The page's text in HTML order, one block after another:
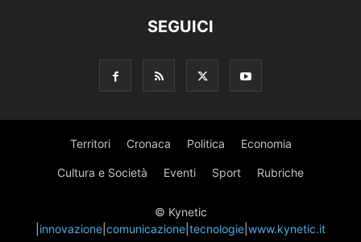
SEGUICI
Territori Cronaca Politica Economia
Cultura e Società Eventi Sport Rubriche
© Kynetic
innovazione comunicazione tecnologie www.kynetic.it